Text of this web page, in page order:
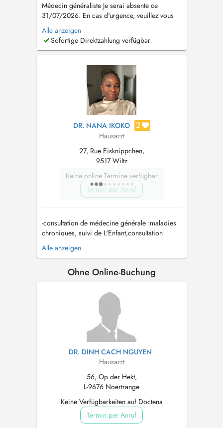
Médecin généraliste Je serai absente ce
31/07/2026. En cas d'urgence, veuillez vous
adresser à la Maison Médicale d'Ettelbruck ou
composer le 112. Si tous les RDV sont
indisponibles en ligne, merci de me contacter
Consultation de suivi des maladies chroniques
Alle anzeigen
Sofortige Direktzahlung verfügbar
DR. NANA IKOKO 2
Hausarzt
27, Rue Eisknippchen,
9517 Wiltz
Keine online Termine verfügbar
Termin per Anruf
-consultation de médecine générale :maladies
chroniques, suivi de L'Enfant,consultation
diabète, maladies aiguës -Planing
familial/Women's health: implant,sterilet ,
Alle anzeigen
Ohne Online-Buchung
DR. DINH CACH NGUYEN
Hausarzt
56, Op der Hekt,
L-9676 Noertrange
Keine Verfügbarkeiten auf Doctena
Termin per Anruf